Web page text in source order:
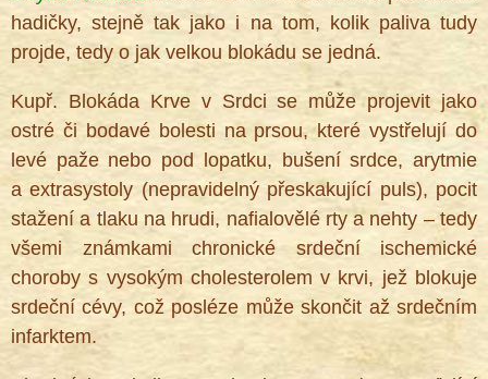
hadičky, stejně tak jako i na tom, kolik paliva tudy
projde, tedy o jak velkou blokádu se jedná.
Kupř. Blokáda Krve v Srdci se může projevit jako
ostré či bodavé bolesti na prsou, které vystřelují do
levé paže nebo pod lopatku, bušení srdce, arytmie
a extrasystoly (nepravidelný přeskakující puls), pocit
stažení a tlaku na hrudi, nafialovělé rty a nehty – tedy
všemi známkami chronické srdeční ischemické
choroby s vysokým cholesterolem v krvi, jež blokuje
srdeční cévy, což posléze může skončit až srdečním
infarktem.